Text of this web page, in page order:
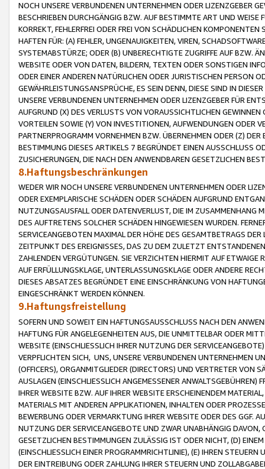
NOCH UNSERE VERBUNDENEN UNTERNEHMEN ODER LIZENZGEBER
BESCHRIEBEN DURCHGÄNGIG BZW. AUF BESTIMMTE ART UND
KORREKT, FEHLERFREI ODER FREI VON SCHÄDLICHEN
HAFTEN FÜR: (A) FEHLER, UNGENAUIGKEITEN, VIREN,
SYSTEMABSTÜRZE; ODER (B) UNBERECHTIGTE ZUGRIFFE AUF BZW.
WEBSITE ODER VON DATEN, BILDERN, TEXTEN ODER SONSTIGEN
ODER EINER ANDEREN NATÜRLICHEN ODER JURISTISCHEN PERSON
GEWÄHRLEISTUNGSANSPRÜCHE, ES SEIN DENN, DIESE SIND IN
UNSERE VERBUNDENEN UNTERNEHMEN ODER LIZENZGEBER FÜR
AUFGRUND (X) DES VERLUSTS VON VORAUSSICHTLICHEN
VORTEILEN SOWIE (Y) VON INVESTITIONEN, AUFWENDUNGEN ODER
PARTNERPROGRAMM VORNEHMEN BZW. ÜBERNEHMEN ODER (Z)
BESTIMMUNG DIESES ARTIKELS 7 BEGRÜNDET EINEN AUSSCHLUSS
ZUSICHERUNGEN, DIE NACH DEN ANWENDBAREN GESETZLICHEN
8.Haftungsbeschränkungen
WEDER WIR NOCH UNSERE VERBUNDENEN UNTERNEHMEN ODER
ODER EXEMPLARISCHE SCHÄDEN ODER SCHÄDEN AUFGRUND
NUTZUNGSAUSFALL ODER DATENVERLUST, DIE IM ZUSAMMENHANG
DES AUFTRETENS SOLCHER SCHÄDEN HINGEWIESEN WURDEN.
SERVICEANGEBOTEN MAXIMAL DER HÖHE DES GESAMTBETRAGS
ZEITPUNKT DES EREIGNISSES, DAS ZU DEM ZULETZT
ZAHLENDEN VERGÜTUNGEN. SIE VERZICHTEN HIERMIT AUF
AUF ERFÜLLUNGSKLAGE, UNTERLASSUNGSKLAGE ODER ANDERE
DIESES ABSATZES BEGRÜNDET EINE EINSCHRÄNKUNG VON
EINGESCHRÄNKT WERDEN KÖNNEN.
9.Haftungsfreistellung
SOFERN UND SOWEIT EIN HAFTUNGSAUSSCHLUSS NACH DEN
HAFTUNG FÜR ANGELEGENHEITEN AUS, DIE UNMITTELBAR ODER
WEBSITE (EINSCHLIESSLICH IHRER NUTZUNG DER
VERPFLICHTEN SICH, UNS, UNSERE VERBUNDENEN UNTERNEHMEN
(OFFICERS), ORGANMITGLIEDER (DIRECTORS) UND VERTRETER VON
AUSLAGEN (EINSCHLIESSLICH ANGEMESSENER
IHRER WEBSITE BZW. AUF IHRER WEBSITE ERSCHEINENDEM
MATERIALS MIT ANDEREN APPLIKATIONEN, INHALTEN ODER
BEWERBUNG ODER VERMARKTUNG IHRER WEBSITE ODER DES GGF.
NUTZUNG DER SERVICEANGEBOTE UND ZWAR UNABHÄNGIG
GESETZLICHEN BESTIMMUNGEN ZULÄSSIG IST ODER NICHT, (D)
(EINSCHLIESSLICH EINER PROGRAMMRICHTLINIE), (E) IHREN
DER EINTREIBUNG ODER ZAHLUNG IHRER STEUERN UND